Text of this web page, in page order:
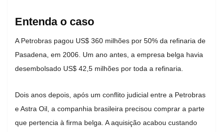
Entenda o caso
A Petrobras pagou US$ 360 milhões por 50% da refinaria de
Pasadena, em 2006. Um ano antes, a empresa belga havia
desembolsado US$ 42,5 milhões por toda a refinaria.
Dois anos depois, após um conflito judicial entre a Petrobras
e Astra Oil, a companhia brasileira precisou comprar a parte
que pertencia à firma belga. A aquisição acabou custando